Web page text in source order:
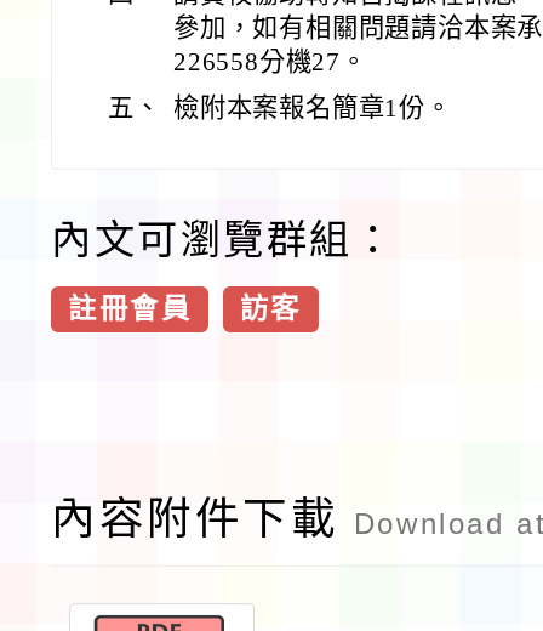
參加，如有相關問題請洽本案
226558分機27。
五、
檢附本案報名簡章1份。
內文可瀏覽群組：
註冊會員 訪客
內容附件下載 Download